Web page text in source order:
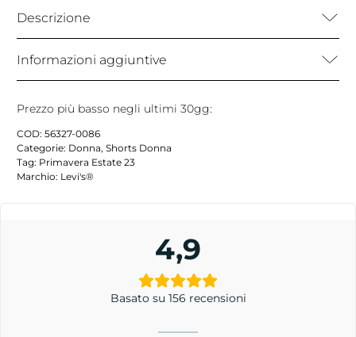
Descrizione
Informazioni aggiuntive
Prezzo più basso negli ultimi 30gg:
COD: 56327-0086
Categorie: Donna, Shorts Donna
Tag: Primavera Estate 23
Marchio: Levi's®
4,9
Basato su 156 recensioni